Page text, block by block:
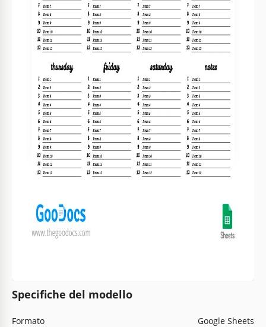
Specifiche del modello
Formato
Google Sheets